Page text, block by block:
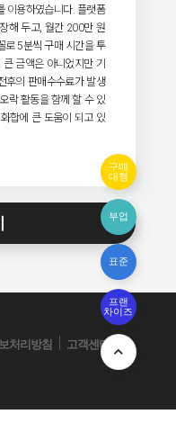
이용하였습니다. 플랫폼
해 두고, 월간 200만 원
로 5분씩 구매 시간을 투
금액은 아니었지만 기
후의 판매수수료가 발생
락 활동을 함께 할 수 있
합에 큰 도움이 되고 있
구매
대행
부업
표준
프랜
차이즈
처리방침 고객센터